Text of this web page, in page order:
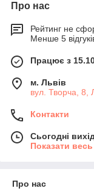
Про нас
Рейтинг не
Менше 5
Працює з
м. Львів
вул. Творча, 8,
Контакти
Сьогодні
Показати
Про нас